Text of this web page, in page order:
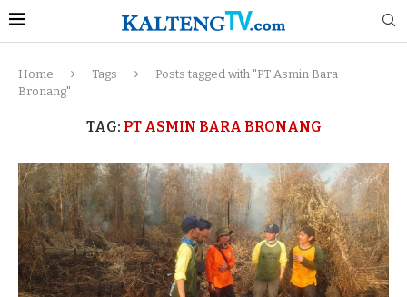
Home Tags
Posts tagged with "PT Asmin Bara
Bronang"
TAG: PT ASMIN BARA BRONANG